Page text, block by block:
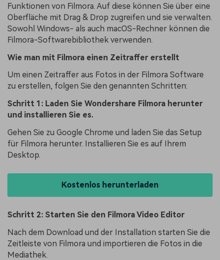
Funktionen von Filmora. Auf diese können Sie über eine
Oberfläche mit Drag & Drop zugreifen und sie verwalten.
Sowohl Windows- als auch macOS-Rechner können die
Filmora-Softwarebibliothek verwenden.
Wie man mit Filmora einen Zeitraffer erstellt
Um einen Zeitraffer aus Fotos in der Filmora Software
zu erstellen, folgen Sie den genannten Schritten:
Schritt 1: Laden Sie Wondershare Filmora herunter
und installieren Sie es.
Gehen Sie zu Google Chrome und laden Sie das Setup
für Filmora herunter. Installieren Sie es auf Ihrem
Desktop.
Kostenlos herunterladen
Schritt 2: Starten Sie den Filmora Video Editor
Nach dem Download und der Installation starten Sie die
Zeitleiste von Filmora und importieren die Fotos in die
Mediathek.